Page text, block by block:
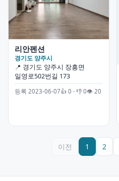
리안펜션
경기도 양주시
📍 경기도 양주시 장흥면
일영로502번길 173
등록 2023-06-07👍 0 · 👎 0👁 20
이전 1 2